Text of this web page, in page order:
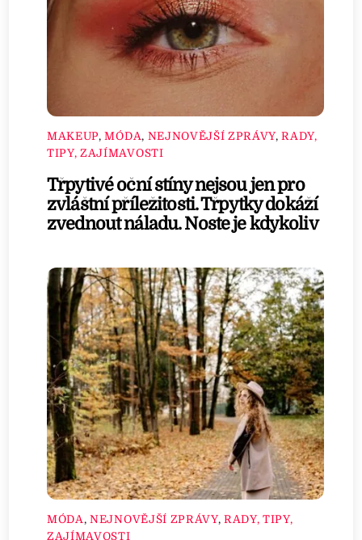
MAKEUP,MÓDA, NEJNOVĚJŠÍ ZPRÁVY,RADY,
TIPY, ZAJÍMAVOSTI
Třpytivé oční stíny nejsou jen pro
zvláštní příležitosti. Třpytky dokáží
zvednout náladu. Noste je kdykoliv
MÓDA,NEJNOVĚJŠÍ ZPRÁVY, RADY, TIPY,
ZAJÍMAVOSTI